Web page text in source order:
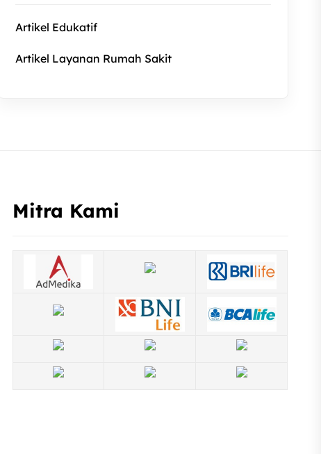
Artikel Edukatif
Artikel Layanan Rumah Sakit
Mitra Kami